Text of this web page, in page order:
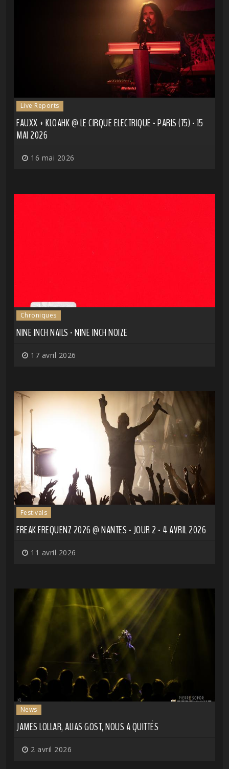
Live Reports
FAUXX + KLOAHK @ LE CIRQUE ELECTRIQUE - PARIS (75) - 15
MAI 2026
16 mai 2026
Chroniques
NINE INCH NAILS - NINE INCH NOIZE
17 avril 2026
Festivals
FREAK FREQUENZ 2026 @ NANTES - JOUR 2 - 4 AVRIL 2026
11 avril 2026
News
JAMES LOLLAR, ALIAS GOST, NOUS A QUITTÉS
2 avril 2026